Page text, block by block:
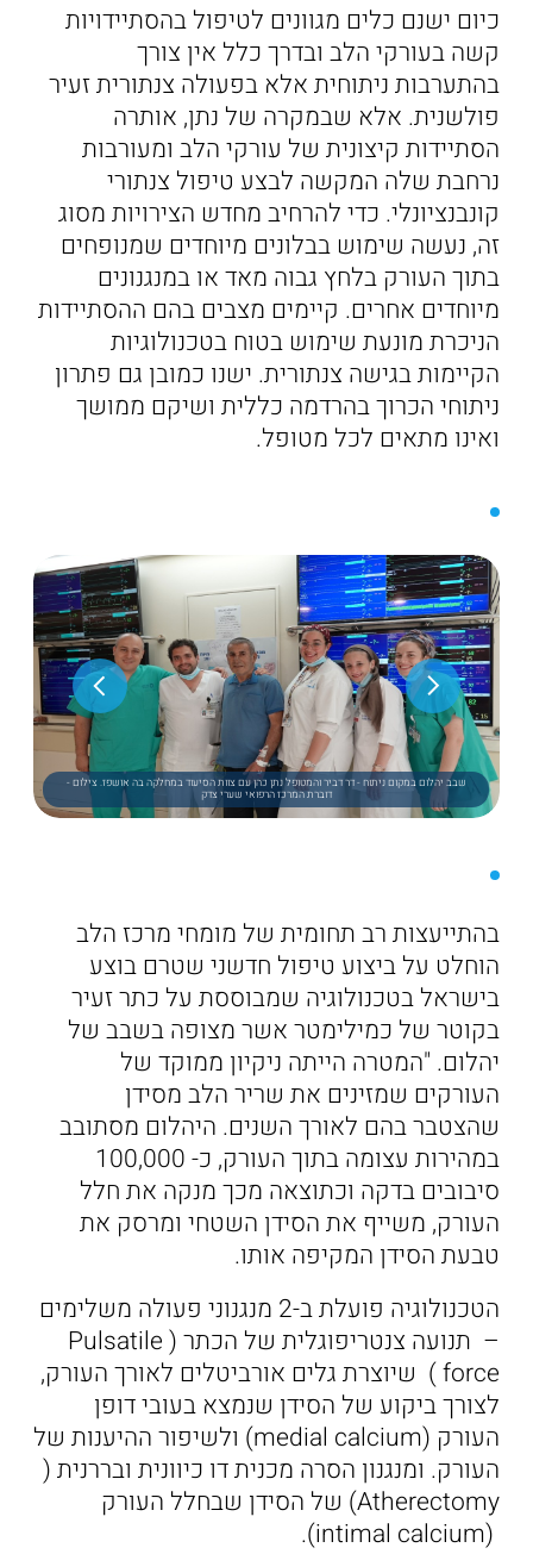
כיום ישנם כלים מגוונים לטיפול בהסתיידויות
קשה בעורקי הלב ובדרך כלל אין צורך
בהתערבות ניתוחית אלא בפעולה צנתורית זעיר
פולשנית. אלא שבמקרה של נתן, אותרה
הסתיידות קיצונית של עורקי הלב ומעורבות
נרחבת שלה המקשה לבצע טיפול צנתורי
קונבנציונלי. כדי להרחיב מחדש הצירויות מסוג
זה, נעשה שימוש בבלונים מיוחדים שמנופחים
בתוך העורק בלחץ גבוה מאד או במנגנונים
מיוחדים אחרים. קיימים מצבים בהם ההסתיידות
הניכרת מונעת שימוש בטוח בטכנולוגיות
הקיימות בגישה צנתורית. ישנו כמובן גם פתרון
ניתוחי הכרוך בהרדמה כללית ושיקם ממושך
ואינו מתאים לכל מטופל.
שבב יהלום במקום ניתוח - דר דביר והמטופל נתן כהן עם צוות הסיעוד במחלקה בה אושפז. צילום -
דוברת המרכז הרפואי שערי צדק
בהתייעצות רב תחומית של מומחי מרכז הלב
הוחלט על ביצוע טיפול חדשני שטרם בוצע
בישראל בטכנולוגיה שמבוססת על כתר זעיר
בקוטר של כמילימטר אשר מצופה בשבב של
יהלום. "המטרה הייתה ניקיון ממוקד של
העורקים שמזינים את שריר הלב מסידן
שהצטבר בהם לאורך השנים. היהלום מסתובב
במהירות עצומה בתוך העורק, כ- 100,000
סיבובים בדקה וכתוצאה מכך מנקה את חלל
העורק, משייף את הסידן השטחי ומרסק את
טבעת הסידן המקיפה אותו.
הטכנולוגיה פועלת ב-2 מנגנוני פעולה משלימים
– תנועה צנטריפוגלית של הכתר ( Pulsatile
force ) שיוצרת גלים אורביטלים לאורך העורק,
לצורך ביקוע של הסידן שנמצא בעובי דופן
העורק (medial calcium) ולשיפור ההיענות של
העורק. ומנגנון הסרה מכנית דו כיוונית ובררנית (
Atherectomy) של הסידן שבחלל העורק
(intimal calcium).